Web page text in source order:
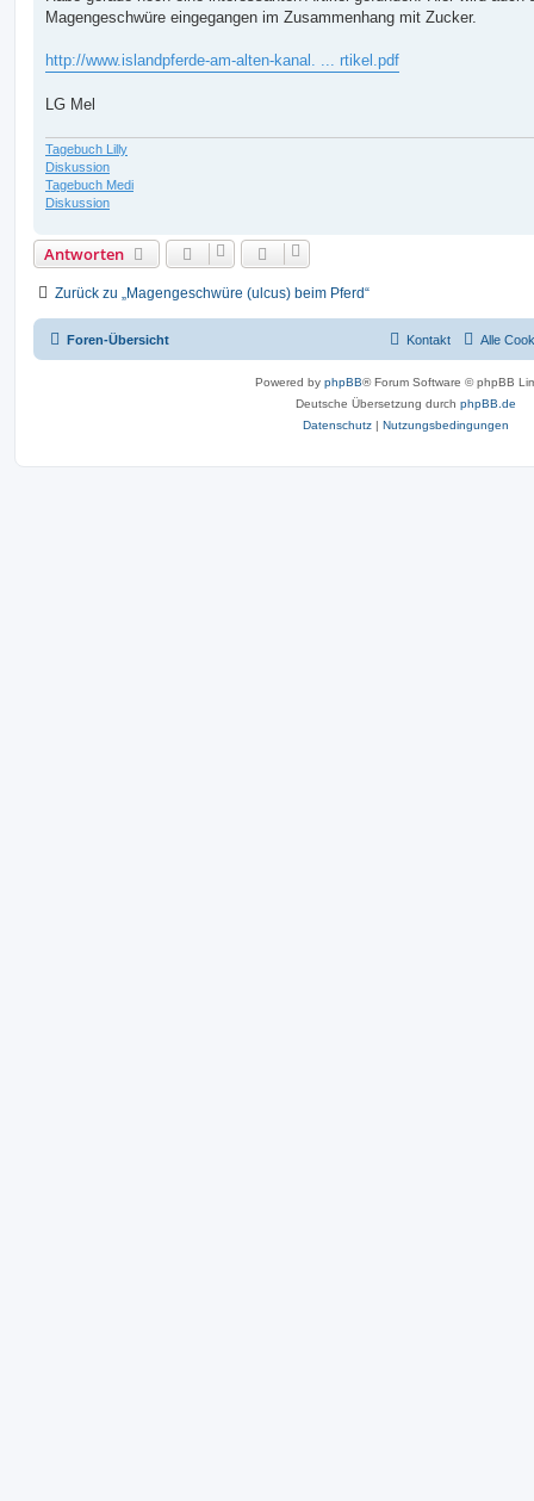
r
Magengeschwüre eingegangen im Zusammenhang mit Zucker.
http://www.islandpferde-am-alten-kanal. ... rtikel.pdf
LG Mel
Tagebuch Lilly
Diskussion
Tagebuch Medi
Diskussion
Antworten
Zurück zu „Magengeschwüre (ulcus) beim Pferd“
Foren-Übersicht Alle
Kontakt
Powered by phpBB® Forum Software © phpBB
Deutsche Übersetzung durch phpBB.de
Datenschutz | Nutzungsbedingungen